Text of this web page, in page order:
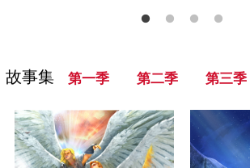
故事集 第一季 第二季 第三季